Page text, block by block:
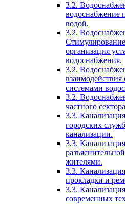
3.2.
водоснабжение
водой.
3.2.
организация
водоснабжения.
3.2.
системами
3.2.
частного
3.3.
городских
канализации.
3.3.
жителями.
3.3.
прокладки и
3.3.
современных